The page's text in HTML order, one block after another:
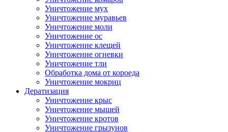
Уничтожение мух
Уничтожение муравьев
Уничтожение моли
Уничтожение ос
Уничтожение клещей
Уничтожение огневки
Уничтожение тли
Обработка дома от короеда
Уничтожение мокриц
Дератизация
Уничтожение крыс
Уничтожение мышей
Уничтожение кротов
Уничтожение грызунов